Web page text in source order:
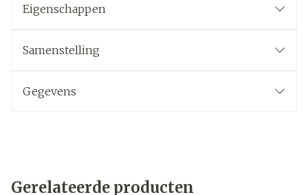
Eigenschappen
Samenstelling
Gegevens
Gerelateerde producten